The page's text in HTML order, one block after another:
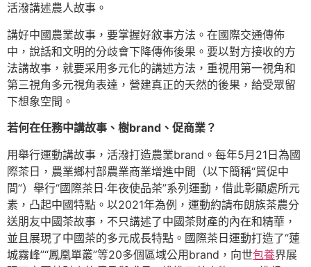
活潑講述農人故事。
講好中國農業故事，要掌握好敘事方法。在國際交通傳佈
中，說話和文明的分歧會下降傳佈後果。要以對方接收的方
法講故事，就要采用多元化的講述方法，重視用第一視角和
第三視角多元視角表達，營建真正的天然的後果，給受眾留
下想象空間。
若何在任務中講故事、樹brand、促商業？
用舉行運動講故事，活潑打造農業brand。每年5月21日為國
際茶日，農業鄉村部農業商業增進中間（以下簡稱“貿促中
間”）舉行“國際茶日·年夜使品茶”系列運動，借此彰顯處所元
素，凸起中國特點。以2021年為例，運動約請布朗族茶農分
送朋友中國茶故事，不只講述了中國茶財產的內在和精華，
並且展現了中國茶的多元成長特點。國際茶日運動打造了“蓮
城霧峰”“鳳凰單叢”等20多個區域公用brand，向世包養界展